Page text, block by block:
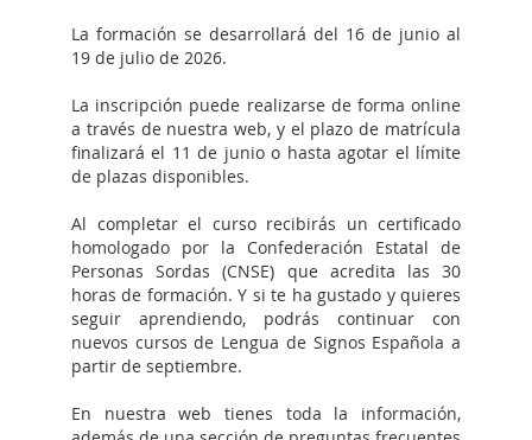
La formación se desarrollará del 16 de junio al
19 de julio de 2026.
La inscripción puede realizarse de forma online
a través de nuestra web, y el plazo de matrícula
finalizará el 11 de junio o hasta agotar el límite
de plazas disponibles.
Al completar el curso recibirás un certificado
homologado por la Confederación Estatal de
Personas Sordas (CNSE) que acredita las 30
horas de formación. Y si te ha gustado y quieres
seguir aprendiendo, podrás continuar con
nuevos cursos de Lengua de Signos Española a
partir de septiembre.
En nuestra web tienes toda la información,